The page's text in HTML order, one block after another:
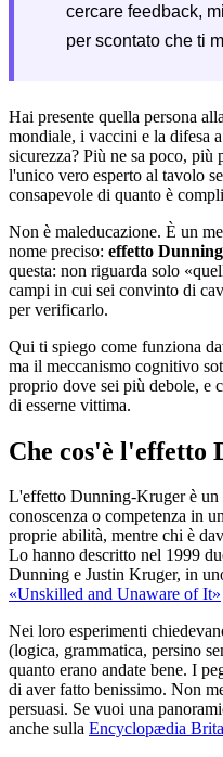
cercare feedback,
per scontato che ti
Hai presente quella persona
mondiale, i vaccini e la difesa
sicurezza? Più ne sa poco,
l'unico vero esperto al tavolo
consapevole di quanto è
Non è maleducazione. È un
nome preciso: effetto
questa: non riguarda solo
campi in cui sei convinto di
per verificarlo.
Qui ti spiego come funziona
ma il meccanismo cognitivo
proprio dove sei più debole, e
di esserne vittima.
Che cos'è l'effetto
L'effetto Dunning-Kruger è un
conoscenza o competenza in
proprie abilità, mentre chi è
Lo hanno descritto nel 1999
Dunning e Justin Kruger, in
«Unskilled and Unaware of It»
Nei loro esperimenti
(logica, grammatica, persino
quanto erano andate bene. I
di aver fatto benissimo. Non
persuasi. Se vuoi una
anche sulla Encyclopædia